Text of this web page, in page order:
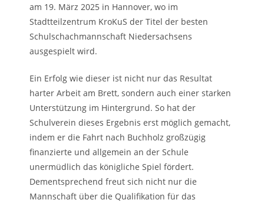
am 19. März 2025 in Hannover, wo im
Stadtteilzentrum KroKuS der Titel der besten
Schulschachmannschaft Niedersachsens
ausgespielt wird.
Ein Erfolg wie dieser ist nicht nur das Resultat
harter Arbeit am Brett, sondern auch einer starken
Unterstützung im Hintergrund. So hat der
Schulverein dieses Ergebnis erst möglich gemacht,
indem er die Fahrt nach Buchholz großzügig
finanzierte und allgemein an der Schule
unermüdlich das königliche Spiel fördert.
Dementsprechend freut sich nicht nur die
Mannschaft über die Qualifikation für das